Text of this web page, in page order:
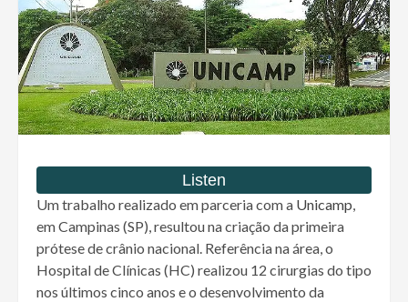
Um trabalho realizado em parceria com a Unicamp,
em Campinas (SP), resultou na criação da primeira
prótese de crânio nacional. Referência na área, o
Hospital de Clínicas (HC) realizou 12 cirurgias do tipo
nos últimos cinco anos e o desenvolvimento da